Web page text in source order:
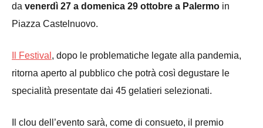
da venerdì 27 a domenica 29 ottobre a Palermo in
Piazza Castelnuovo.
Il Festival , dopo le problematiche legate alla pandemia,
ritorna aperto al pubblico che potrà così degustare le
specialità presentate dai 45 gelatieri selezionati.
Il clou dell’evento sarà, come di consueto, il premio